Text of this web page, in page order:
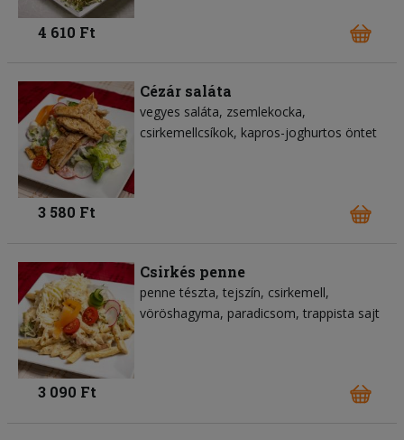
4 610 Ft
Cézár saláta
vegyes saláta zsemlekocka
csirkemellcsíkok kapros-joghurtos öntet
3 580 Ft
Csirkés penne
penne tészta tejszín csirkemell
vöröshagyma paradicsom trappista sajt
3 090 Ft